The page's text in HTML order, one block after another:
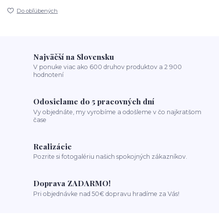
Do obľúbených
Najväčší na Slovensku
V ponuke viac ako 600 druhov produktov a 2 900
hodnotení
Odosielame do 5 pracovných dní
Vy objednáte, my vyrobíme a odošleme v čo najkratšom
čase
Realizácie
Pozrite si fotogalériu našich spokojných zákazníkov.
Doprava ZADARMO!
Pri objednávke nad 50€ dopravu hradíme za Vás!